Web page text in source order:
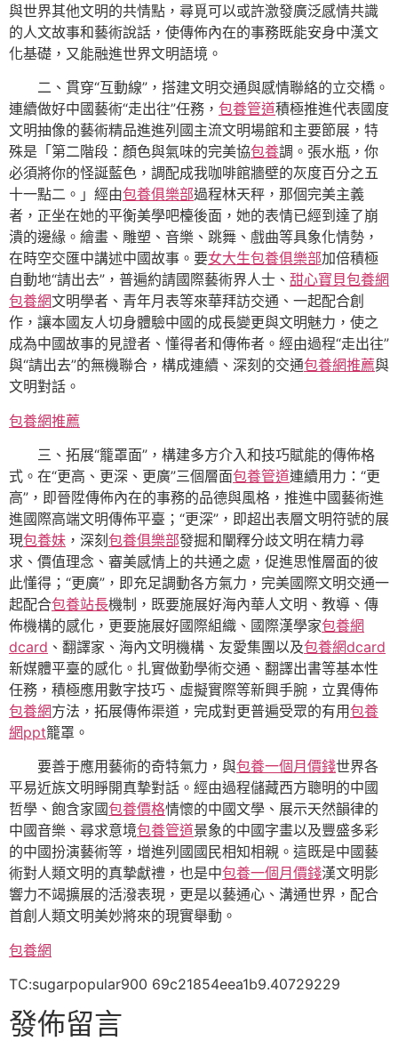
與世界其他文明的共情點，尋覓可以或許激發廣泛感情共識
的人文故事和藝術說話，使傳佈內在的事務既能安身中漢文
化基礎，又能融進世界文明語境。
二、貫穿“互動線”，搭建文明交通與感情聯絡的立交橋。
連續做好中國藝術“走出往”任務， 包養管道積極推進代表國度
文明抽像的藝術精品進進列國主流文明場館和主要節展，特
殊是「第二階段：顏色與氣味的完美協包養調。張水瓶，你
必須將你的怪誕藍色，調配成我咖啡館牆壁的灰度百分之五
十一點二。」經由包養俱樂部過程林天秤，那個完美主義
者，正坐在她的平衡美學吧檯後面，她的表情已經到達了崩
潰的邊緣。繪畫、雕塑、音樂、跳舞、戲曲等具象化情勢，
在時空交匯中講述中國故事。要女大生包養俱樂部加倍積極
自動地“請出去”，普遍約請國際藝術界人士、 甜心寶貝包養網
包養網文明學者、青年月表等來華拜訪交通、一起配合創
作，讓本國友人切身體驗中國的成長變更與文明魅力，使之
成為中國故事的見證者、懂得者和傳佈者。經由過程“走出往”
與“請出去”的無機聯合，構成連續、深刻的交通包養網推薦與
文明對話。
包養網推薦
三、拓展“籠罩面”，構建多方介入和技巧賦能的傳佈格
式。在“更高、更深、更廣”三個層面包養管道連續用力：“更
高”，即晉陞傳佈內在的事務的品德與風格，推進中國藝術進
進國際高端文明傳佈平臺；“更深”，即超出表層文明符號的展
現包養妹 ，深刻包養俱樂部發掘和闡釋分歧文明在精力尋
求、價值理念、審美感情上的共通之處，促進思惟層面的彼
此懂得；“更廣”，即充足調動各方氣力，完美國際文明交通一
起配合包養站長機制，既要施展好海內華人文明、教導、傳
佈機構的感化，更要施展好國際組織、國際漢學家包養網
dcard 、翻譯家、海內文明機構、友愛集團以及包養網dcard
新媒體平臺的感化。扎實做勤學術交通、翻譯出書等基本性
任務，積極應用數字技巧、虛擬實際等新興手腕，立異傳佈
包養網方法，拓展傳佈渠道，完成對更普遍受眾的有用包養
網ppt籠罩。
要善于應用藝術的奇特氣力，與包養一個月價錢世界各
平易近族文明睜開真摯對話。經由過程儲藏西方聰明的中國
哲學、飽含家國包養價格情懷的中國文學、展示天然韻律的
中國音樂、尋求意境包養管道景象的中國字畫以及豐盛多彩
的中國扮演藝術等，增進列國國民相知相親。這既是中國藝
術對人類文明的真摯獻禮，也是中包養一個月價錢漢文明影
響力不竭擴展的活潑表現，更是以藝通心、溝通世界，配合
首創人類文明美妙將來的現實舉動。
包養網
TC:sugarpopular900 69c21854eea1b9.40729229
發佈留言